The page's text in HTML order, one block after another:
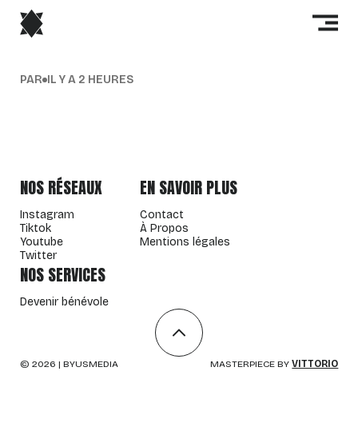
PAR IL Y A 2 HEURES
NOS RÉSEAUX
Instagram
Tiktok
Youtube
Twitter
EN SAVOIR PLUS
Contact
À Propos
Mentions légales
NOS SERVICES
Devenir bénévole
© 2026 | BYUSMEDIA MASTERPIECE BY VITTORIO